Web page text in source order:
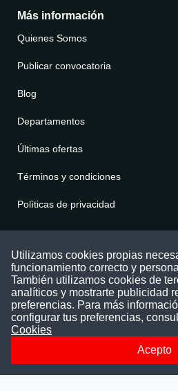
Más información
Quienes Somos
Publicar convocatoria
Blog
Departamentos
Últimas ofertas
Términos y condiciones
Políticas de privacidad
Puede comunicarse con nosotros a
nuestras redes sociales o del correo:
Siguenos en:
Utilizamos cookies propias
funcionamiento correcto y
También utilizamos cookies de
analíticos y mostrarte publicidad
preferencias. Para más
configurar tus preferencias,
Cookies
Acepto